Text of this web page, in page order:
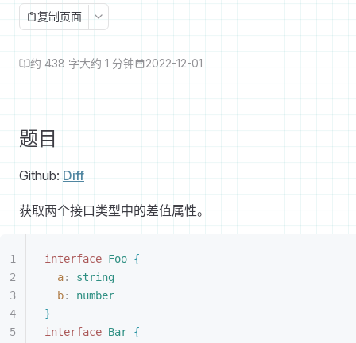
复制页面
约 438 字大约 1 分钟 2022-12-01
题目
Github: Diff
获取两个接口类型中的差值属性。
interface Foo {
a: string
b: number
}
interface Bar {